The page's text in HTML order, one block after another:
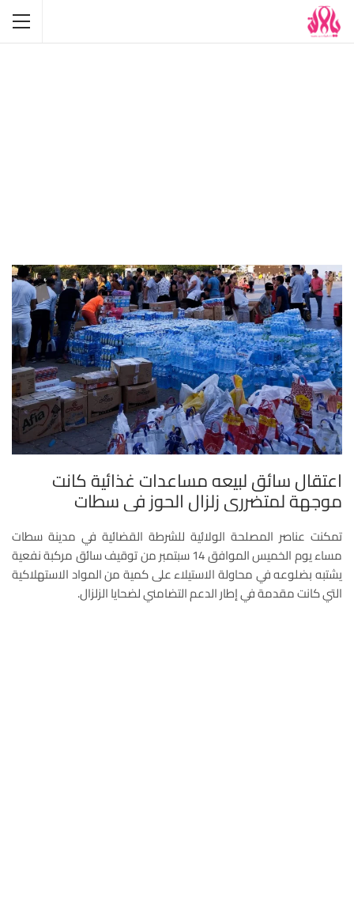
اعتقال سائق لبيعه مساعدات غذائية كانت
موجهة لمتضرري زلزال الحوز في سطات
تمكنت عناصر المصلحة الولائية للشرطة القضائية في مدينة سطات
مساء يوم الخميس الموافق 14 سبتمبر من توقيف سائق مركبة نفعية
يشتبه بضلوعه في محاولة الاستيلاء على كمية من المواد الاستهلاكية
التي كانت مقدمة في إطار الدعم التضامني لضحايا الزلزال.